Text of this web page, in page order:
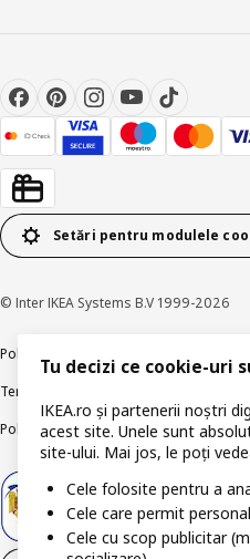
Setări pentru modulele
© Inter IKEA Systems B.V 1999-2026
Politica de confidențialitate
Termeni și Condiții
Politica de publicare responsabilă
Tu decizi ce cookie-uri
IKEA.ro și partenerii noștri
acest site. Unele sunt
site-ului. Mai jos, le poți
Cele folosite pentru a
Cele care permit
Cele cu scop publicitar